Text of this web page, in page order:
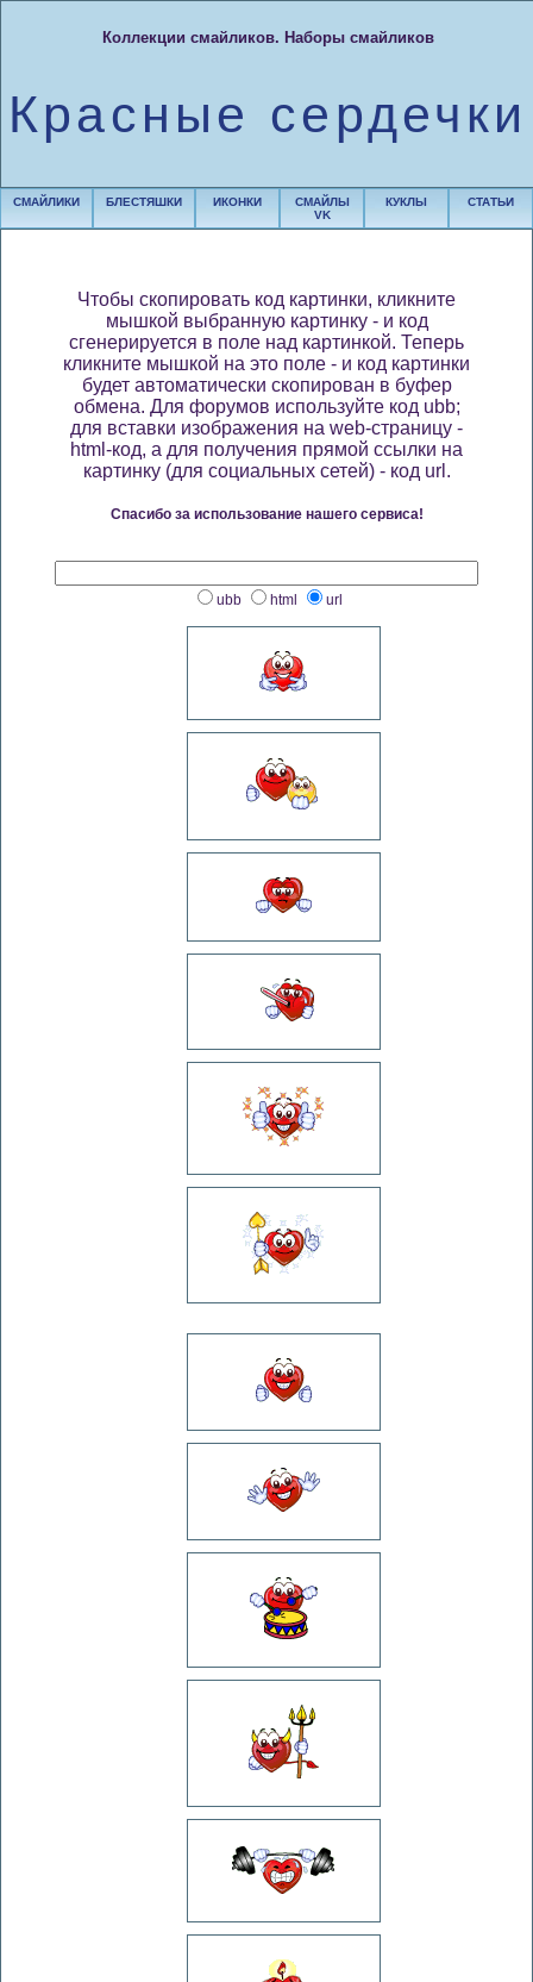
Коллекции смайликов. Наборы смайликов
Красные сердечки
СМАЙЛИКИ БЛЕСТЯШКИ ИКОНКИ
СМАЙЛЫ
VK
КУКЛЫ СТАТЬИ
Чтобы скопировать код картинки, кликните
мышкой выбранную картинку - и код
сгенерируется в поле над картинкой. Теперь
кликните мышкой на это поле - и код картинки
будет автоматически скопирован в буфер
обмена. Для форумов используйте код ubb;
для вставки изображения на web-страницу -
html-код, а для получения прямой ссылки на
картинку (для социальных сетей) - код url.
Спасибо за использование нашего сервиса!
ubb html url